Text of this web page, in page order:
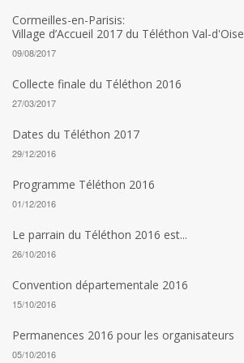
Cormeilles-en-Parisis:
Village d’Accueil 2017 du Téléthon Val-d'Oise
09/08/2017
Collecte finale du Téléthon 2016
27/03/2017
Dates du Téléthon 2017
29/12/2016
Programme Téléthon 2016
01/12/2016
Le parrain du Téléthon 2016 est...
26/10/2016
Convention départementale 2016
15/10/2016
Permanences 2016 pour les organisateurs
05/10/2016